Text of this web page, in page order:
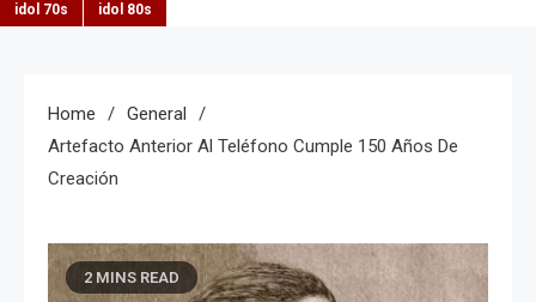
idol 70s
idol 80s
Home
General
Artefacto Anterior Al Teléfono Cumple 150 Años De
Creación
2 MINS READ